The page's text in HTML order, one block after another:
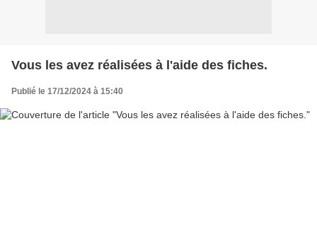
Vous les avez réalisées à l'aide des fiches.
Publié le 17/12/2024 à 15:40